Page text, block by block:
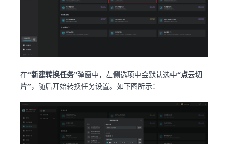
在“新建转换任务”弹窗中，左侧选项中会默认选中“点云切
片”，随后开始转换任务设置。如下图所示：